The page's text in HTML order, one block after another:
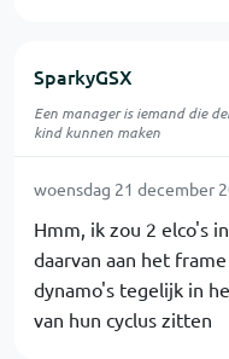
SparkyGSX
Een manager is iemand die
kind kunnen maken
woensdag 21 december
Hmm, ik zou 2 elco's
daarvan aan het
dynamo's tegelijk in
van hun cyclus zitten